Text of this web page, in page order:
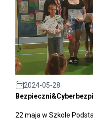
2024-05-28
22 maja w Szkole